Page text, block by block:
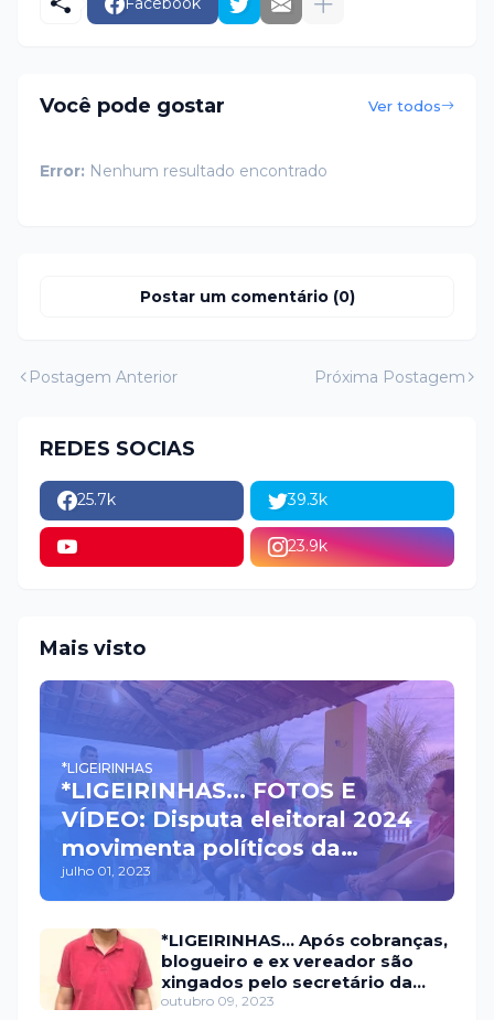
Você pode gostar Ver todos
Error: Nenhum resultado encontrado
Postar um comentário (0)
Postagem Anterior Próxima Postagem
REDES SOCIAS
25.7k 39.3k
23.9k
Mais visto
*LIGEIRINHAS
*LIGEIRINHAS... FOTOS E
VÍDEO: Disputa eleitoral 2024
movimenta políticos da
oposição em Itaú na escolha
do candidato a prefeito
julho 01, 2023
*LIGEIRINHAS... Após cobranças,
blogueiro e ex vereador são
xingados pelo secretário da
prefeitura de Itaú
outubro 09, 2023